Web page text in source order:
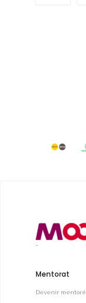
Mentorat
Devenir mentoré